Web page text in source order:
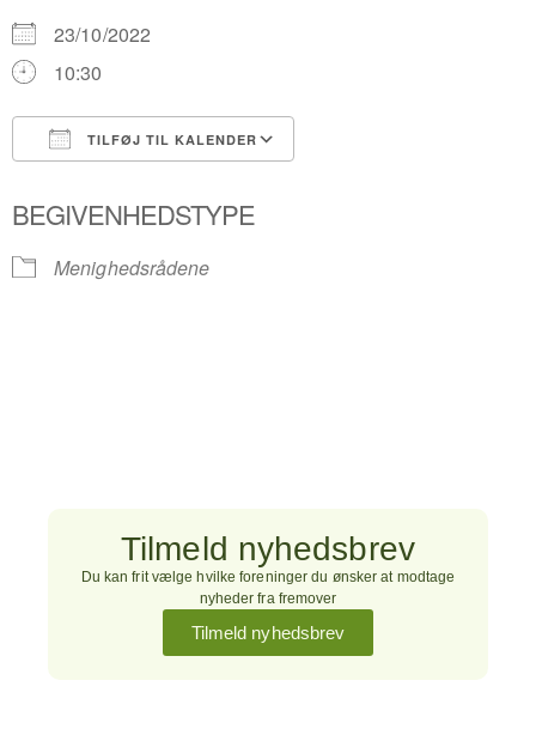
23/10/2022
10:30
TILFØJ TIL KALENDER
BEGIVENHEDSTYPE
Menighedsrådene
Tilmeld nyhedsbrev
Du kan frit vælge hvilke foreninger du ønsker at modtage
nyheder fra fremover
Tilmeld nyhedsbrev